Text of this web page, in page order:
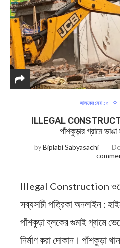
আজকের সেরা ১০
ILLEGAL
পাঁশকুড়ার গ্রামে ভাঙা
byBiplabi Sabyasachi
Illegal Construction
সব্যসাচী পত্রিকা ‍অনলাইন :
পাঁশকুড়া ব্লকের গুমাই গ্ৰামে
নির্মাণ করা দোকান। পাঁশকুড়া